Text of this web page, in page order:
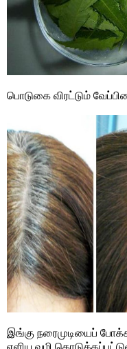
பொடுகை விரட்டும்
இங்கு நரைமுடியைப்
எளிய வழி